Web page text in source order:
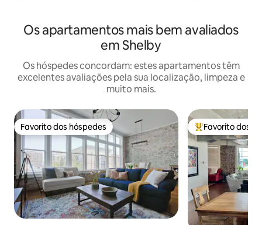
Os apartamentos mais bem avaliados
em Shelby
Os hóspedes concordam: estes apartamentos têm
excelentes avaliações pela sua localização, limpeza e
muito mais.
Favorito dos hóspedes
Favorito dos hóspedes Favoritos dos
Favorito dos